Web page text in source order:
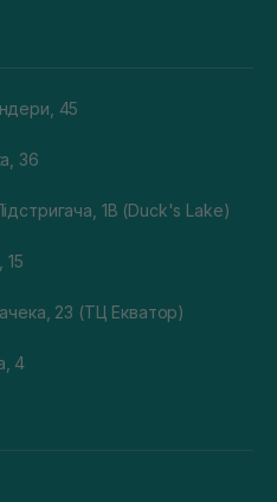
45
36
1В (Duck's Lake)
15
23 (ТЦ Екватор)
4